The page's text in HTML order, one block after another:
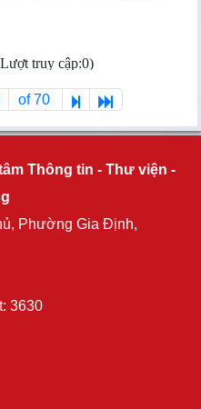
truy cập:0)
of 70
Thông tin - Thư viện -
Phường Gia Định,
3630